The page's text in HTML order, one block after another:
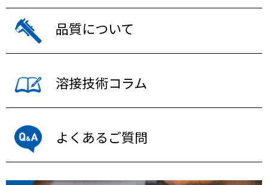
品質について
溶接技術コラム
よくあるご質問